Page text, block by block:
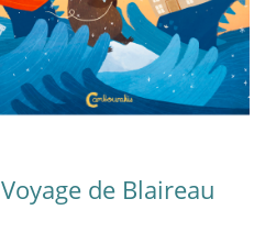
de Blaireau